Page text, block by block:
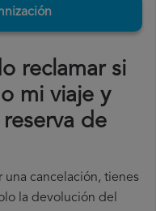
reclamar si
mi viaje y
de
una cancelación, tienes
la devolución del